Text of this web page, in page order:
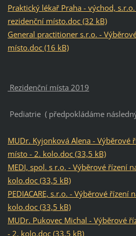
Praktický lékař Praha - východ,
rezidenční místo.doc (32 kB)
General practitioner s.r.o. -
místo.doc (16 kB)
Rezidenční místa 2019
Pediatrie ( předpokládáme
MUDr. Kyjonková Alena - Výběrové
místo - 2. kolo.doc (33,5 kB)
MEDI, spol. s r.o. - Výběrové řízení
kolo.doc (33,5 kB)
PEDIACARE, s.r.o. - Výběrové řízení
kolo.doc (33,5 kB)
MUDr. Pukovec Michal - Výběrové
- 2. kolo.doc (33,5 kB)